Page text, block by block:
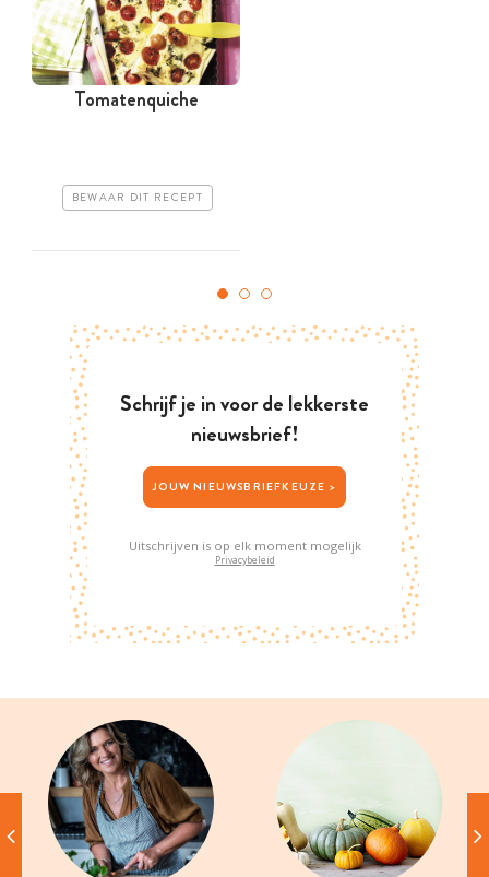
Tomatenquiche
BEWAAR DIT RECEPT
Schrijf je in voor de lekkerste
nieuwsbrief!
JOUW NIEUWSBRIEFKEUZE >
Uitschrijven is op elk moment mogelijk
Privacybeleid